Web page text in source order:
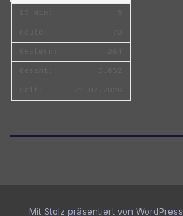
Mit Stolz präsentiert von WordPress